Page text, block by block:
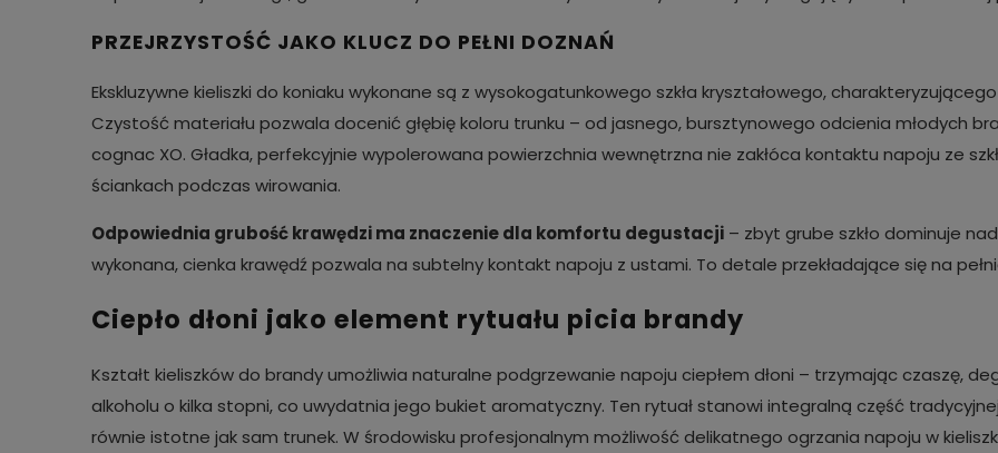
PRZEJRZYSTOŚĆ JAKO KLUCZ DO PEŁNI DOZNAŃ
Ekskluzywne kieliszki do koniaku wykonane są z wysokogatunkowego szkła kryształowego,
Czystość materiału pozwala docenić głębię koloru trunku – od jasnego, bursztynowego odcienia młodych
cognac XO. Gładka, perfekcyjnie wypolerowana powierzchnia wewnętrzna nie zakłóca kontaktu napoju ze
ściankach podczas wirowania.
Odpowiednia grubość krawędzi ma znaczenie dla komfortu degustacji – zbyt grube szkło dominuje
wykonana, cienka krawędź pozwala na subtelny kontakt napoju z ustami. To detale przekładające się na
Ciepło dłoni jako element rytuału picia brandy
Kształt kieliszków do brandy umożliwia naturalne podgrzewanie napoju ciepłem dłoni – trzymając czaszę,
alkoholu o kilka stopni, co uwydatnia jego bukiet aromatyczny. Ten rytuał stanowi integralną część
równie istotne jak sam trunek. W środowisku profesjonalnym możliwość delikatnego ogrzania napoju w